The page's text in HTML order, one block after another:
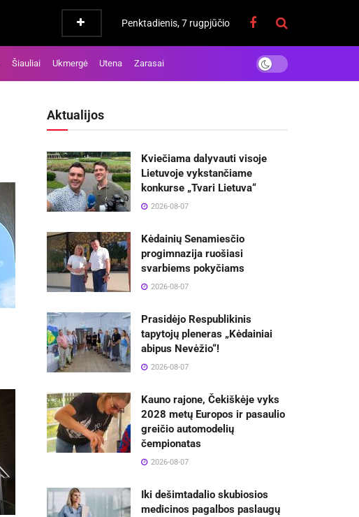
Penktadienis, 7 rugpjūčio
Šiauliai Ukmergė Utena Zarasai
Aktualijos
Kviečiama dalyvauti visoje
Lietuvoje vykstančiame
konkurse „Tvari Lietuva“
2026-08-07
Kėdainių Senamiesčio
progimnazija ruošiasi
svarbiems pokyčiams
2026-08-07
Prasidėjo Respublikinis
tapytojų pleneras „Kėdainiai
abipus Nevėžio“!
2026-08-07
Kauno rajone, Čekiškėje vyks
2028 metų Europos ir pasaulio
greičio automodelių
čempionatas
2026-08-07
Iki dešimtadalio skubiosios
medicinos pagalbos paslaugų